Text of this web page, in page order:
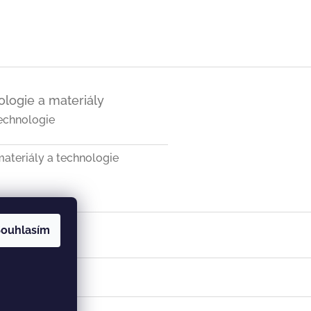
a materiály
a technologie
SK Vist v ČR